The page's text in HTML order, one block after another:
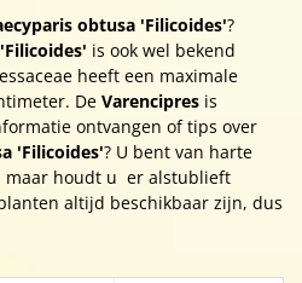
obtusa 'Filicoides'?
is ook wel bekend
heeft een maximale
De Varencipres is
ontvangen of tips over
'Filicoides'? U bent van harte
maar houdt u er alstublieft
altijd beschikbaar zijn, dus